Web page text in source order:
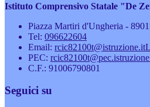
Istituto Comprensivo Statale "De
Piazza Martiri d'Ungheria -
Tel: 096622604
Email: rcic82100t@istruzione.it
PEC:
C.F.: 91006790801
Seguici su